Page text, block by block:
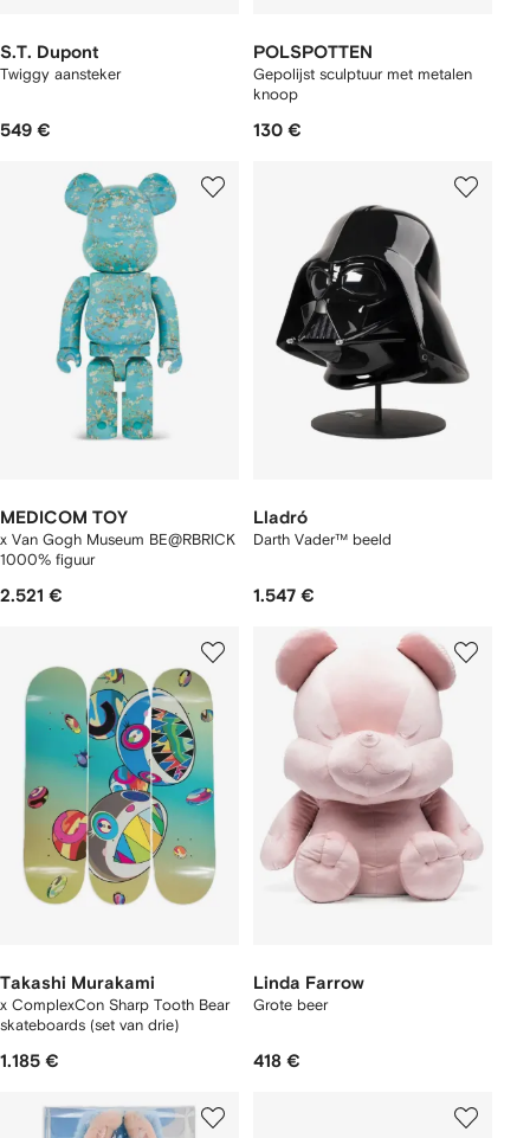
S.T. Dupont
Twiggy aansteker
549 €
POLSPOTTEN
Gepolijst sculptuur met metalen
knoop
130 €
MEDICOM TOY
x Van Gogh Museum BE@RBRICK
1000% figuur
2.521 €
Lladró
Darth Vader™ beeld
1.547 €
Takashi Murakami
x ComplexCon Sharp Tooth Bear
skateboards (set van drie)
1.185 €
Linda Farrow
Grote beer
418 €